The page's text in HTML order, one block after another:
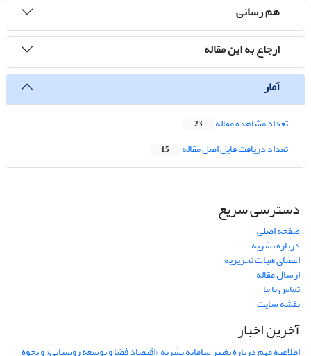
هم رسانی
ارجاع به این مقاله
آمار
تعداد مشاهده مقاله 23
تعداد دریافت فایل اصل مقاله 15
دسترسی سریع
صفحه اصلی
درباره نشریه
اعضای هیات تحریریه
ارسال مقاله
تماس با ما
نقشه سایت
آخرین اخبار
اطلاعیه مهم درباره تغییر سامانه نشریه «اقتصاد فضا و توسعه روستایی» و نحوه